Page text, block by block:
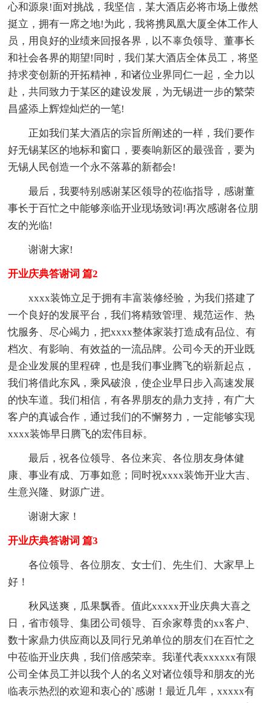
心和源泉!面对挑战，我坚信，某大酒店必将市场上傲然
挺立，拥有一席之地!为此，我将携凤凰大厦全体工作人
员，用良好的业绩来回报各界，以不辜负领导、董事长
和社会各界的期望!同时，我们某大酒店全体员工，将坚
持求变创新的开拓精神，和诸位业界同仁一起，全力以
赴，共同致力于某区的建设发展，为无锡进一步的繁荣
昌盛添上辉煌灿烂的一笔!
正如我们某大酒店的宗旨所阐述的一样，我们要作
好无锡某区的地标和窗口，要奏响新区的最强音，要为
无锡人民创造一个永不落幕的新都会!
最后，我要特别感谢某区领导的莅临指导，感谢董
事长于百忙之中能够亲临开业现场致词!再次感谢各位朋
友的光临!
谢谢大家!
开业庆典答谢词 篇2
xxxx装饰立足于拥有丰富装修经验，为我们搭建了
一个良好的发展平台，我们将精致管理、规范运作、热
忱服务、尽心竭力，把xxxx整体家装打造成有品位、有
档次、有影响、有效益的一流品牌。公司今天的开业既
是企业发展的里程碑，也是我们事业腾飞的崭新起点，
我们将借此东风，乘风破浪，使企业早日步入高速发展
的快车道。我们相信，有各界朋友的鼎力支持，有广大
客户的真诚合作，通过我们的不懈努力，一定能够实现
xxxx装饰早日腾飞的宏伟目标。
最后，祝各位领导、各位来宾、各位朋友身体健
康、事业有成、万事如意；同时祝xxxx装饰开业大吉、
生意兴隆、财源广进。
谢谢大家！
开业庆典答谢词 篇3
各位领导、各位朋友、女士们、先生们、大家早上
好！
秋风送爽，瓜果飘香。值此xxxxx开业庆典大喜之
日，省市领导、集团公司领导、百余家尊贵的xx客户、
数十家鼎力供应商以及同行兄弟单位的朋友们在百忙之
中莅临开业庆典，我们倍感荣幸。我谨代表xxxxxx有限
公司全体员工并以我个人的名义对诸位领导和朋友的光
临表示热烈的欢迎和衷心的`感谢！最近几年，xxxxx有